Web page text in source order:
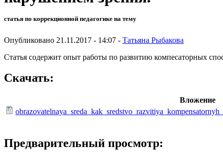
статья по коррекционной педагогике на тему
Опубликовано 21.11.2017 - 14:07 - Татьяна Рыбакова
Статья содержит опыт работы по развитию компесаторных
Скачать:
Вложение
Предварительный просмотр: